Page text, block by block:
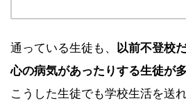
通っている生徒も、
以前不登校
心の病気があったりする生徒が
こうした生徒でも学校生活を送